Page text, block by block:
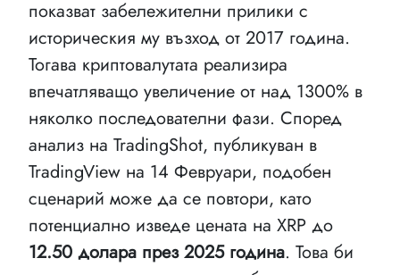
показват забележителни прилики с
историческия му възход от 2017 година.
Тогава криптовалутата реализира
впечатляващо увеличение от над 1300% в
няколко последователни фази. Според
анализ на TradingShot, публикуван в
TradingView на 14 Февруари, подобен
сценарий може да се повтори, като
потенциално изведе цената на XRP до
12.50 долара през 2025 година. Това би